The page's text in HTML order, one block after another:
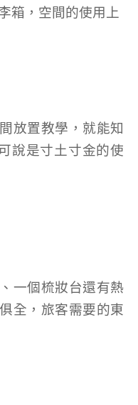
箱，空間的使用上
放置教學，就能知
說是寸土寸金的使
一個梳妝台還有熱
全，旅客需要的東